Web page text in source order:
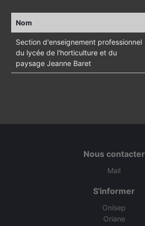
Nom
Section d'enseignement professionnel
du lycée de l'horticulture et du
paysage Jeanne Baret
Nous contacter
Mail
S'informer
Onisep
Oriane